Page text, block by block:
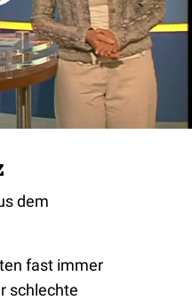
dem
fast immer
schlechte